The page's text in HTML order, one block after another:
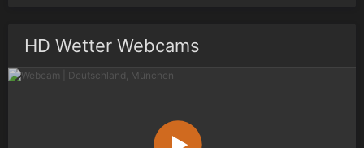
HD Wetter Webcams